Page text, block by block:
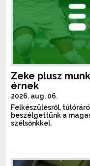
Zeke plusz
érnek
2026. aug. 06.
Felkészülésről,
beszélgettünk a
szélsőnkkel.